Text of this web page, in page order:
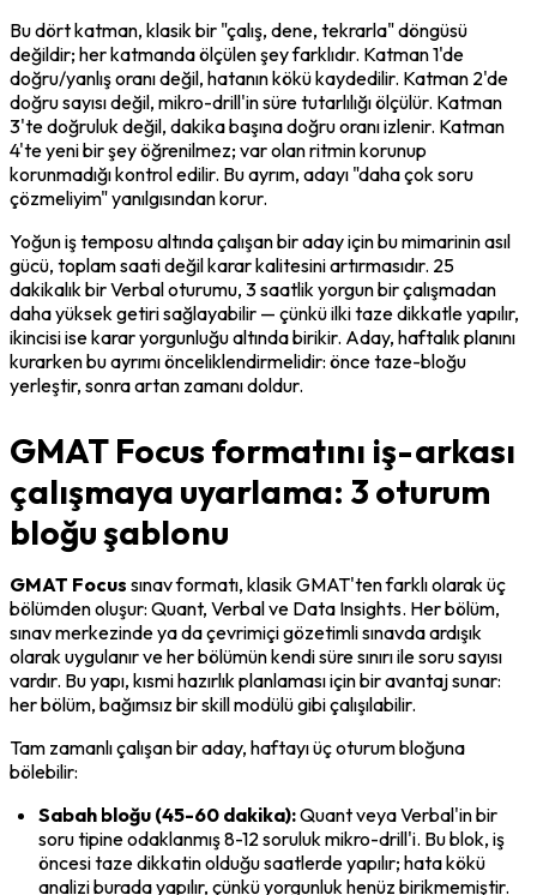
Bu dört katman, klasik bir "çalış, dene, tekrarla" döngüsü
değildir; her katmanda ölçülen şey farklıdır. Katman 1'de
doğru/yanlış oranı değil, hatanın kökü kaydedilir. Katman 2'de
doğru sayısı değil, mikro-drill'in süre tutarlılığı ölçülür. Katman
3'te doğruluk değil, dakika başına doğru oranı izlenir. Katman
4'te yeni bir şey öğrenilmez; var olan ritmin korunup
korunmadığı kontrol edilir. Bu ayrım, adayı "daha çok soru
çözmeliyim" yanılgısından korur.
Yoğun iş temposu altında çalışan bir aday için bu mimarinin asıl
gücü, toplam saati değil karar kalitesini artırmasıdır. 25
dakikalık bir Verbal oturumu, 3 saatlik yorgun bir çalışmadan
daha yüksek getiri sağlayabilir — çünkü ilki taze dikkatle yapılır,
ikincisi ise karar yorgunluğu altında birikir. Aday, haftalık planını
kurarken bu ayrımı önceliklendirmelidir: önce taze-bloğu
yerleştir, sonra artan zamanı doldur.
GMAT Focus formatını iş-arkası
çalışmaya uyarlama: 3 oturum
bloğu şablonu
GMAT Focus sınav formatı, klasik GMAT'ten farklı olarak üç
bölümden oluşur: Quant, Verbal ve Data Insights. Her bölüm,
sınav merkezinde ya da çevrimiçi gözetimli sınavda ardışık
olarak uygulanır ve her bölümün kendi süre sınırı ile soru sayısı
vardır. Bu yapı, kısmi hazırlık planlaması için bir avantaj sunar:
her bölüm, bağımsız bir skill modülü gibi çalışılabilir.
Tam zamanlı çalışan bir aday, haftayı üç oturum bloğuna
bölebilir:
Sabah bloğu (45-60 dakika): Quant veya Verbal'in bir
soru tipine odaklanmış 8-12 soruluk mikro-drill'i. Bu blok, iş
öncesi taze dikkatin olduğu saatlerde yapılır; hata kökü
analizi burada yapılır, çünkü yorgunluk henüz birikmemiştir.